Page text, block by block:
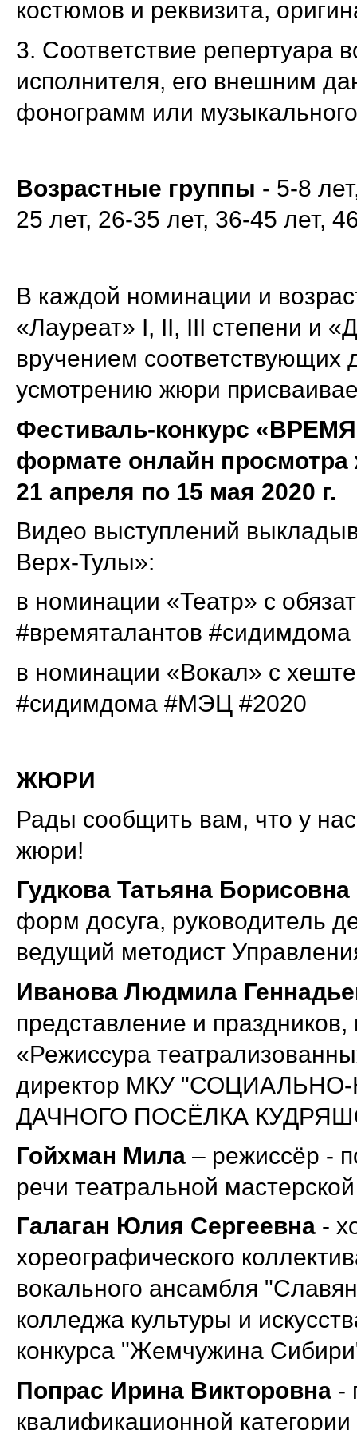
костюмов и реквизита,
3. Соответствие репертуара
исполнителя, его внешним
фонограмм или
Возрастные группы - 5-8
25 лет, 26-35 лет, 36-45 лет,
В каждой номинации и
«Лауреат» I, II, III степени и
вручением соответствующих
усмотрению жюри
Фестиваль-конкурс
формате онлайн
21 апреля по 15 мая 2020 г.
Видео выступлений
Верх-Тулы»:
в номинации «Театр» с
#времяталантов
в номинации «Вокал» с
#сидимдома #МЭЦ #2020
ЖЮРИ
Рады сообщить вам, что у
жюри!
Гудкова Татьяна Борисовна
форм досуга, руководитель
ведущий методист
Иванова Людмила
представление и
«Режиссура
директор МКУ
ДАЧНОГО ПОСЁЛКА
Гойхман Мила – режиссёр -
речи театральной
Галаган Юлия Сергеевна -
хореографического
вокального ансамбля
колледжа культуры и
конкурса "Жемчужина
Попрас Ирина Викторовна -
квалификационной